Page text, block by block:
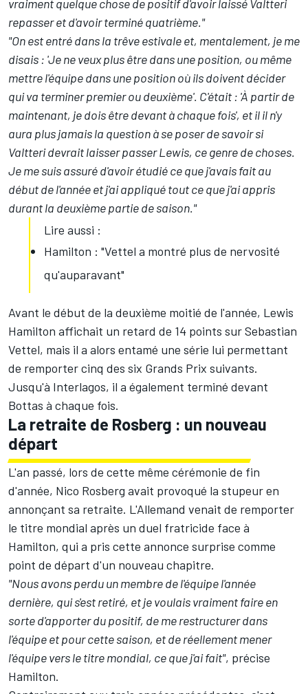
vraiment quelque chose de positif d'avoir laissé Valtteri
repasser et d'avoir terminé quatrième."
"On est entré dans la trêve estivale et, mentalement, je me
disais : 'Je ne veux plus être dans une position, ou même
mettre l'équipe dans une position où ils doivent décider
qui va terminer premier ou deuxième'. C'était : 'À partir de
maintenant, je dois être devant à chaque fois', et il il n'y
aura plus jamais la question à se poser de savoir si
Valtteri devrait laisser passer Lewis, ce genre de choses.
Je me suis assuré d'avoir étudié ce que j'avais fait au
début de l'année et j'ai appliqué tout ce que j'ai appris
durant la deuxième partie de saison."
Lire aussi :
Hamilton : "Vettel a montré plus de nervosité
qu'auparavant"
Avant le début de la deuxième moitié de l'année, Lewis
Hamilton affichait un retard de 14 points sur Sebastian
Vettel, mais il a alors entamé une série lui permettant
de remporter cinq des six Grands Prix suivants.
Jusqu'à Interlagos, il a également terminé devant
Bottas à chaque fois.
La retraite de Rosberg : un nouveau
départ
L'an passé, lors de cette même cérémonie de fin
d'année, Nico Rosberg avait provoqué la stupeur en
annonçant sa retraite. L'Allemand venait de remporter
le titre mondial après un duel fratricide face à
Hamilton, qui a pris cette annonce surprise comme
point de départ d'un nouveau chapitre.
"Nous avons perdu un membre de l'équipe l'année
dernière, qui s'est retiré, et je voulais vraiment faire en
sorte d'apporter du positif, de me restructurer dans
l'équipe et pour cette saison, et de réellement mener
l'équipe vers le titre mondial, ce que j'ai fait", précise
Hamilton.